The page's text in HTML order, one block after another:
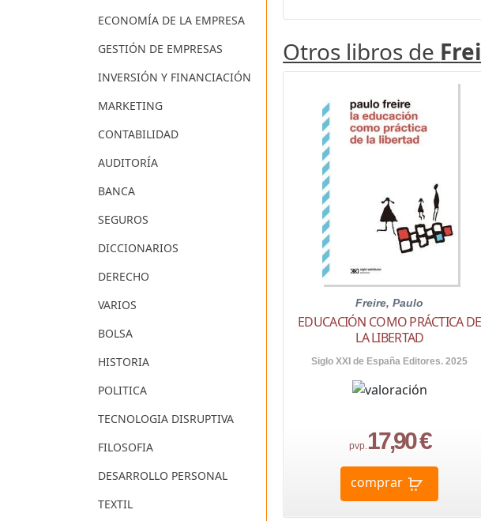
ECONOMÍA DE LA EMPRESA
GESTIÓN DE EMPRESAS
INVERSIÓN Y FINANCIACIÓN
MARKETING
CONTABILIDAD
AUDITORÍA
BANCA
SEGUROS
DICCIONARIOS
DERECHO
VARIOS
BOLSA
HISTORIA
POLITICA
TECNOLOGIA DISRUPTIVA
FILOSOFIA
DESARROLLO PERSONAL
TEXTIL
Otros libros de
Freire, Paulo
EDUCACIÓN COMO PRÁCTICA DE
LA LIBERTAD
Siglo XXI de España Editores. 2025
pvp.17,90 €
comprar